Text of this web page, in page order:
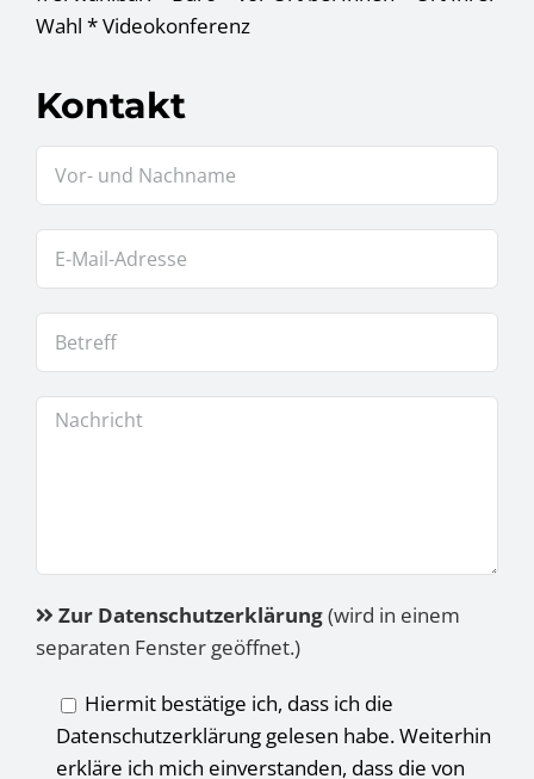
Wahl * Videokonferenz
Kontakt
Zur Datenschutzerklärung(wird in einem
separaten Fenster geöffnet.)
Hiermit bestätige ich, dass ich die
Datenschutzerklärung gelesen habe. Weiterhin
erkläre ich mich einverstanden, dass die von